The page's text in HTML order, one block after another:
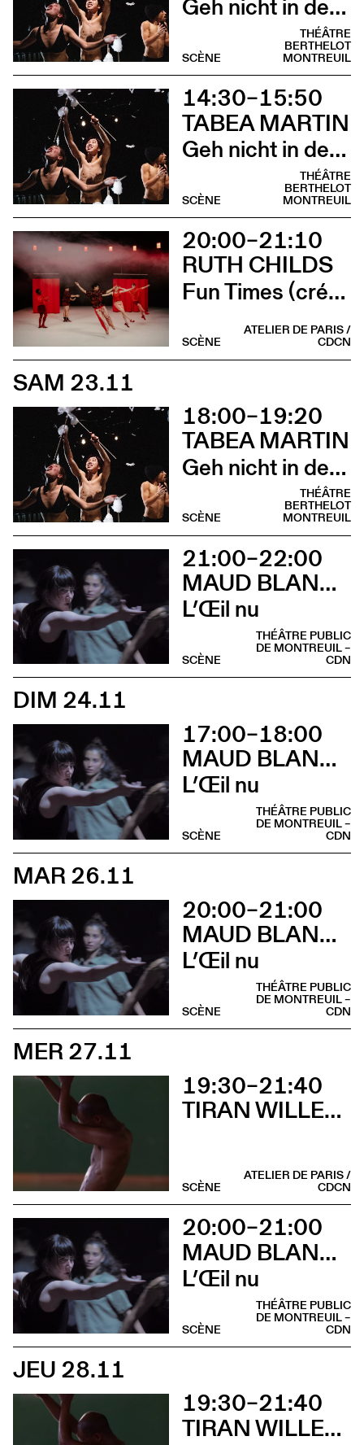
Geh nicht in den Wald, im Wald ist der Wald (scolaire)
THÉÂTRE
BERTHELOT
MONTREUIL
SCÈNE
14:30–15:50
TABEA MARTIN
Geh nicht in den Wald, im Wald ist der Wald (scolaire)
THÉÂTRE
BERTHELOT
MONTREUIL
SCÈNE
20:00–21:10
RUTH CHILDS
Fun Times (création)
ATELIER DE PARIS /
CDCN
SCÈNE
SAM 23.11
18:00–19:20
TABEA MARTIN
Geh nicht in den Wald, im Wald ist der Wald
THÉÂTRE
BERTHELOT
MONTREUIL
SCÈNE
21:00–22:00
MAUD BLANDEL
L’Œil nu
THÉÂTRE PUBLIC
DE MONTREUIL –
CDN
SCÈNE
DIM 24.11
17:00–18:00
MAUD BLANDEL
L’Œil nu
THÉÂTRE PUBLIC
DE MONTREUIL –
CDN
SCÈNE
MAR 26.11
20:00–21:00
MAUD BLANDEL
L’Œil nu
THÉÂTRE PUBLIC
DE MONTREUIL –
CDN
SCÈNE
MER 27.11
19:30–21:40
TIRAN WILLEMSE / AURÉLIEN DOUGÉ
ATELIER DE PARIS /
CDCN
SCÈNE
20:00–21:00
MAUD BLANDEL
L’Œil nu
THÉÂTRE PUBLIC
DE MONTREUIL –
CDN
SCÈNE
JEU 28.11
19:30–21:40
TIRAN WILLEMSE / AURÉLIEN DOUGÉ